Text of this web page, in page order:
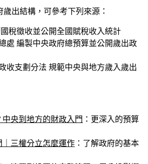
出結構，可參考下列來源：
稅徵收並公開全國賦稅收入統計
處 編製中央政府總預算並公開歲出政
收支劃分法 規範中央與地方歲入歲出
央到地方的財政入門 ：更深入的預算
三權分立怎麼運作 ：了解政府的基本